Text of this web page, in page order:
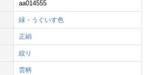
aa014555
緑・うぐいす色
正絹
絞り
雲柄